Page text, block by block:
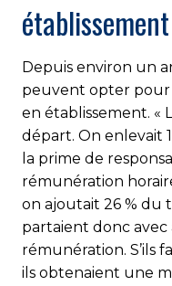
établissement
Depuis environ un
peuvent opter
en établissement. «
départ. On enlevait
la prime de
rémunération
on ajoutait 26 % du
partaient donc avec
rémunération. S’ils
ils obtenaient une